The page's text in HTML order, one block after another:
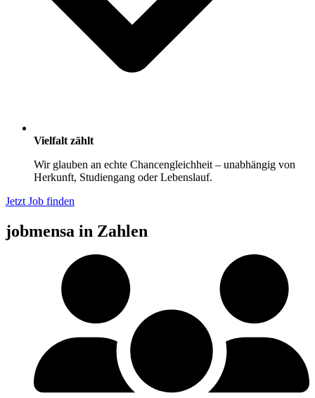
Vielfalt zählt
Wir glauben an echte Chancengleichheit – unabhängig von
Herkunft, Studiengang oder Lebenslauf.
Jetzt Job finden
jobmensa in Zahlen